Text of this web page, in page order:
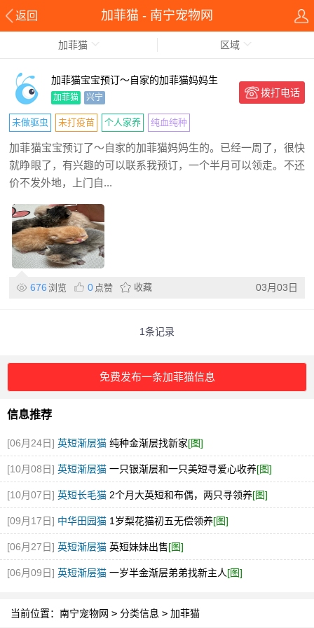
返回 加菲猫 - 南宁宠物网
加菲猫 区域
加菲猫宝宝预订～自家的加菲猫妈妈生
的。
加菲猫 兴宁 拨打电话
未做驱虫 未打疫苗 个人家养 纯血纯种
加菲猫宝宝预订了～自家的加菲猫妈妈生的。已经一周了，很快
就睁眼了，有兴趣的可以联系我预订，一个半月可以领走。不还
价不发外地，上门自...
676 浏览 0 点赞 收藏 03月03日
1条记录
免费发布一条加菲猫信息
信息推荐
[06月24日] 英短渐层猫 纯种金渐层找新家[图]
[10月08日] 英短渐层猫 一只银渐层和一只美短寻爱心收养[图]
[10月07日] 英短长毛猫 2个月大英短和布偶，两只寻领养[图]
[09月17日] 中华田园猫 1岁梨花猫初五无偿领养[图]
[06月27日] 英短渐层猫 英短妹妹出售[图]
[06月09日] 英短渐层猫 一岁半金渐层弟弟找新主人[图]
当前位置： 南宁宠物网 > 分类信息 > 加菲猫